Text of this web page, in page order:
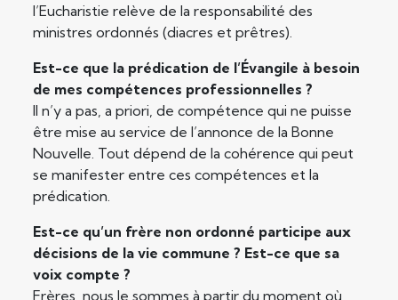
l’Eucharistie relève de la responsabilité des
ministres ordonnés (diacres et prêtres).
Est-ce que la prédication de l’Évangile à besoin
de mes compétences professionnelles ?
Il n’y a pas, a priori, de compétence qui ne puisse
être mise au service de l’annonce de la Bonne
Nouvelle. Tout dépend de la cohérence qui peut
se manifester entre ces compétences et la
prédication.
Est-ce qu’un frère non ordonné participe aux
décisions de la vie commune ? Est-ce que sa
voix compte ?
Frères, nous le sommes à partir du moment où